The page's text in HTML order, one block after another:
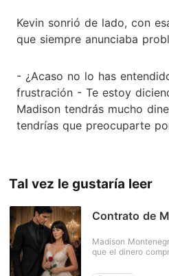
Kevin sonrió de lado, con
que siempre anunciaba
- ¿Acaso no lo has
frustración - Te estoy
Madison tendrás mucho
tendrías que preocuparte
Tal vez le gustaría leer
Contrato de
Madison
que el dinero
corazón que